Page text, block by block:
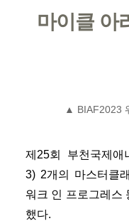
마이클 아
▲ BIAF2023
제25회 부천국제애
3) 2개의 마스터클
워크 인 프로그레스
했다.